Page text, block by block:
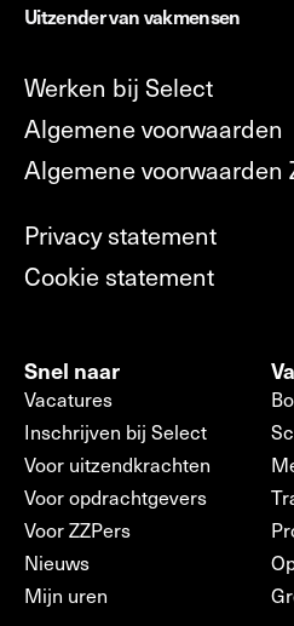
Uitzender van vakmensen
Werken bij Select
Algemene voorwaarden
Algemene voorwaarden
Privacy statement
Cookie statement
Snel naar
Vacatures
Inschrijven bij Select
Voor uitzendkrachten
Voor opdrachtgevers
Voor ZZPers
Nieuws
Mijn uren